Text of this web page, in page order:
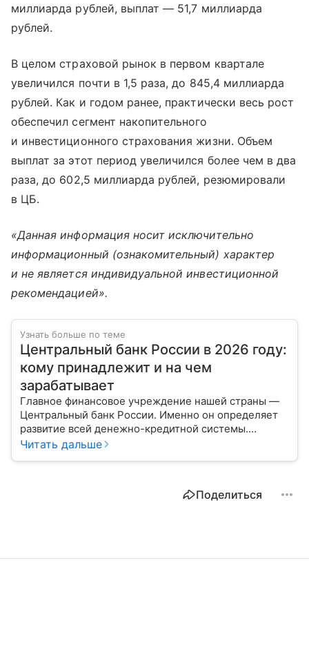
миллиарда рублей, выплат — 51,7 миллиарда
рублей.
В целом страховой рынок в первом квартале
увеличился почти в 1,5 раза, до 845,4 миллиарда
рублей. Как и годом ранее, практически весь рост
обеспечил сегмент накопительного
и инвестиционного страхования жизни. Объем
выплат за этот период увеличился более чем в два
раза, до 602,5 миллиарда рублей, резюмировали
в ЦБ.
«Данная информация носит исключительно
информационный (ознакомительный) характер
и не является индивидуальной инвестиционной
рекомендацией».
Узнать больше по теме
Центральный банк России в 2026 году:
кому принадлежит и на чем
зарабатывает
Главное финансовое учреждение нашей страны —
Центральный банк России. Именно он определяет
развитие всей денежно-кредитной системы.
Расскажем о его структуре, задачах и дадим
Читать дальше
Поделиться